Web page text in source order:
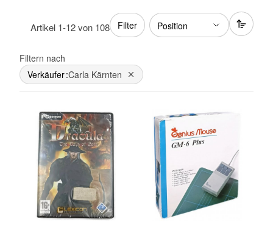
Artikel 1-12von 108 Filter
Filtern nach
Verkäufer Carla Kärnten Dies entfernen